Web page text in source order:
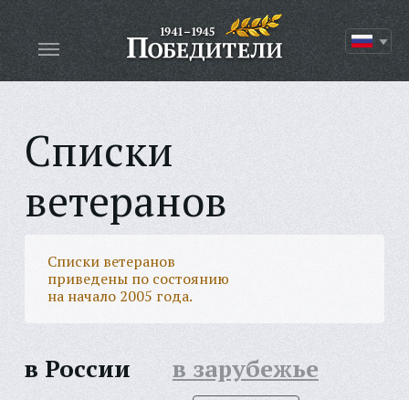
Списки
ветеранов
Списки ветеранов
приведены по состоянию
на начало 2005 года.
в России в зарубежье